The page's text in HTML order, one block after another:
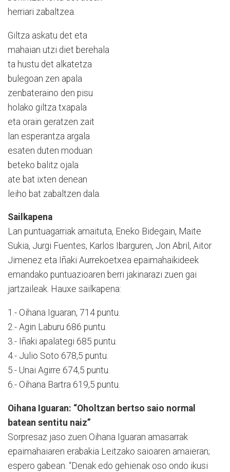
herriari zabaltzea.
Giltza askatu det eta
mahaian utzi diet berehala
ta hustu det alkatetza
bulegoan zen apala
zenbateraino den pisu
holako giltza txapala
eta orain geratzen zait
lan esperantza argala
esaten duten moduan
beteko balitz ojala
ate bat ixten denean
leiho bat zabaltzen dala.
Sailkapena
Lan puntuagarriak amaituta, Eneko Bidegain, Maite
Sukia, Jurgi Fuentes, Karlos Ibarguren, Jon Abril, Aitor
Jimenez eta Iñaki Aurrekoetxea epaimahaikideek
emandako puntuazioaren berri jakinarazi zuen gai
jartzaileak. Hauxe sailkapena:
1.- Oihana Iguaran, 714 puntu.
2.- Agin Laburu 686 puntu.
3.- Iñaki apalategi 685 puntu.
4.- Julio Soto 678,5 puntu.
5.- Unai Agirre 674,5 puntu.
6.- Oihana Bartra 619,5 puntu.
Oihana Iguaran: “Oholtzan bertso saio normal
batean sentitu naiz”
Sorpresaz jaso zuen Oihana Iguaran amasarrak
epaimahaiaren erabakia Leitzako saioaren amaieran;
espero gabean. “Denak edo gehienak oso ondo ikusi